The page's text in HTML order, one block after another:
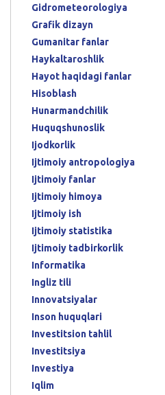
Gidrometeorologiya
Grafik dizayn
Gumanitar fanlar
Haykaltaroshlik
Hayot haqidagi fanlar
Hisoblash
Hunarmandchilik
Huquqshunoslik
Ijodkorlik
Ijtimoiy antropologiya
Ijtimoiy fanlar
Ijtimoiy himoya
Ijtimoiy ish
Ijtimoiy statistika
Ijtimoiy tadbirkorlik
Informatika
Ingliz tili
Innovatsiyalar
Inson huquqlari
Investitsion tahlil
Investitsiya
Investiya
Iqlim